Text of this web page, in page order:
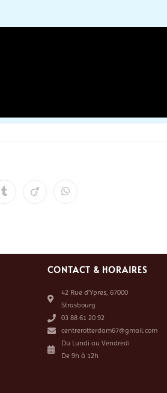
CONTACT & HORAIRES
42 Rue d’Ypres, 67000
Strasbourg
03 88 61 20 92
centrerotterdam67@gmail.com
Du Lundi au Vendredi
De 9h à 12h